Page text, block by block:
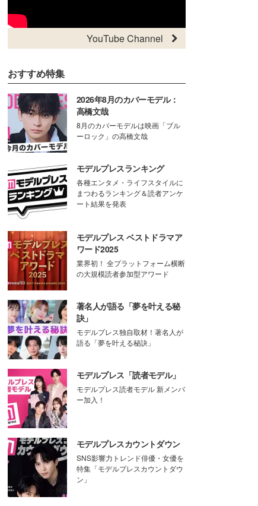
YouTube Channel
おすすめ特集
2026年8月のカバーモデル：
高橋文哉
8月のカバーモデルは映画「ブル
ーロック」の高橋文哉
モデルプレスランキング
各種エンタメ・ライフスタイルに
まつわるランキング＆読者アンケ
ート結果を発表
モデルプレス ベストドラマア
ワード2025
業界初！ 全プラットフォーム横断
の大規模読者参加型アワード
著名人が語る「夢を叶える秘
訣」
モデルプレス独自取材！著名人が
語る「夢を叶える秘訣」
モデルプレス「読者モデル」
モデルプレス読者モデル 新メンバ
ー加入！
モデルプレスカウントダウン
SNS影響力トレンド俳優・女優を
特集「モデルプレスカウントダウ
ン」